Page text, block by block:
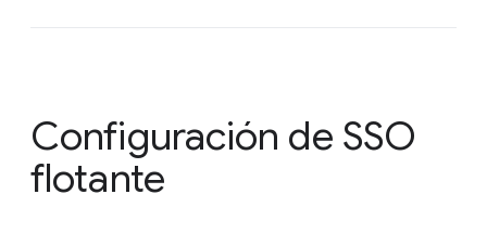
Configuración de SSO
flotante